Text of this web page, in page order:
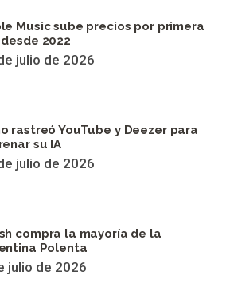
Music sube precios por primera
2022
julio de 2026
rastreó YouTube y Deezer para
su IA
julio de 2026
compra la mayoría de la
Polenta
julio de 2026